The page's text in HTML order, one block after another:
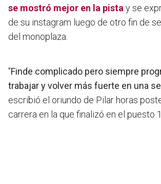
se mostró mejor en la pistay se
de su instagram luego de otro fin de
del monoplaza.
"Finde complicado pero siempre
trabajar y volver más fuerte en una
escribió el oriundo de Pilar horas
carrera en la que finalizó en el puesto